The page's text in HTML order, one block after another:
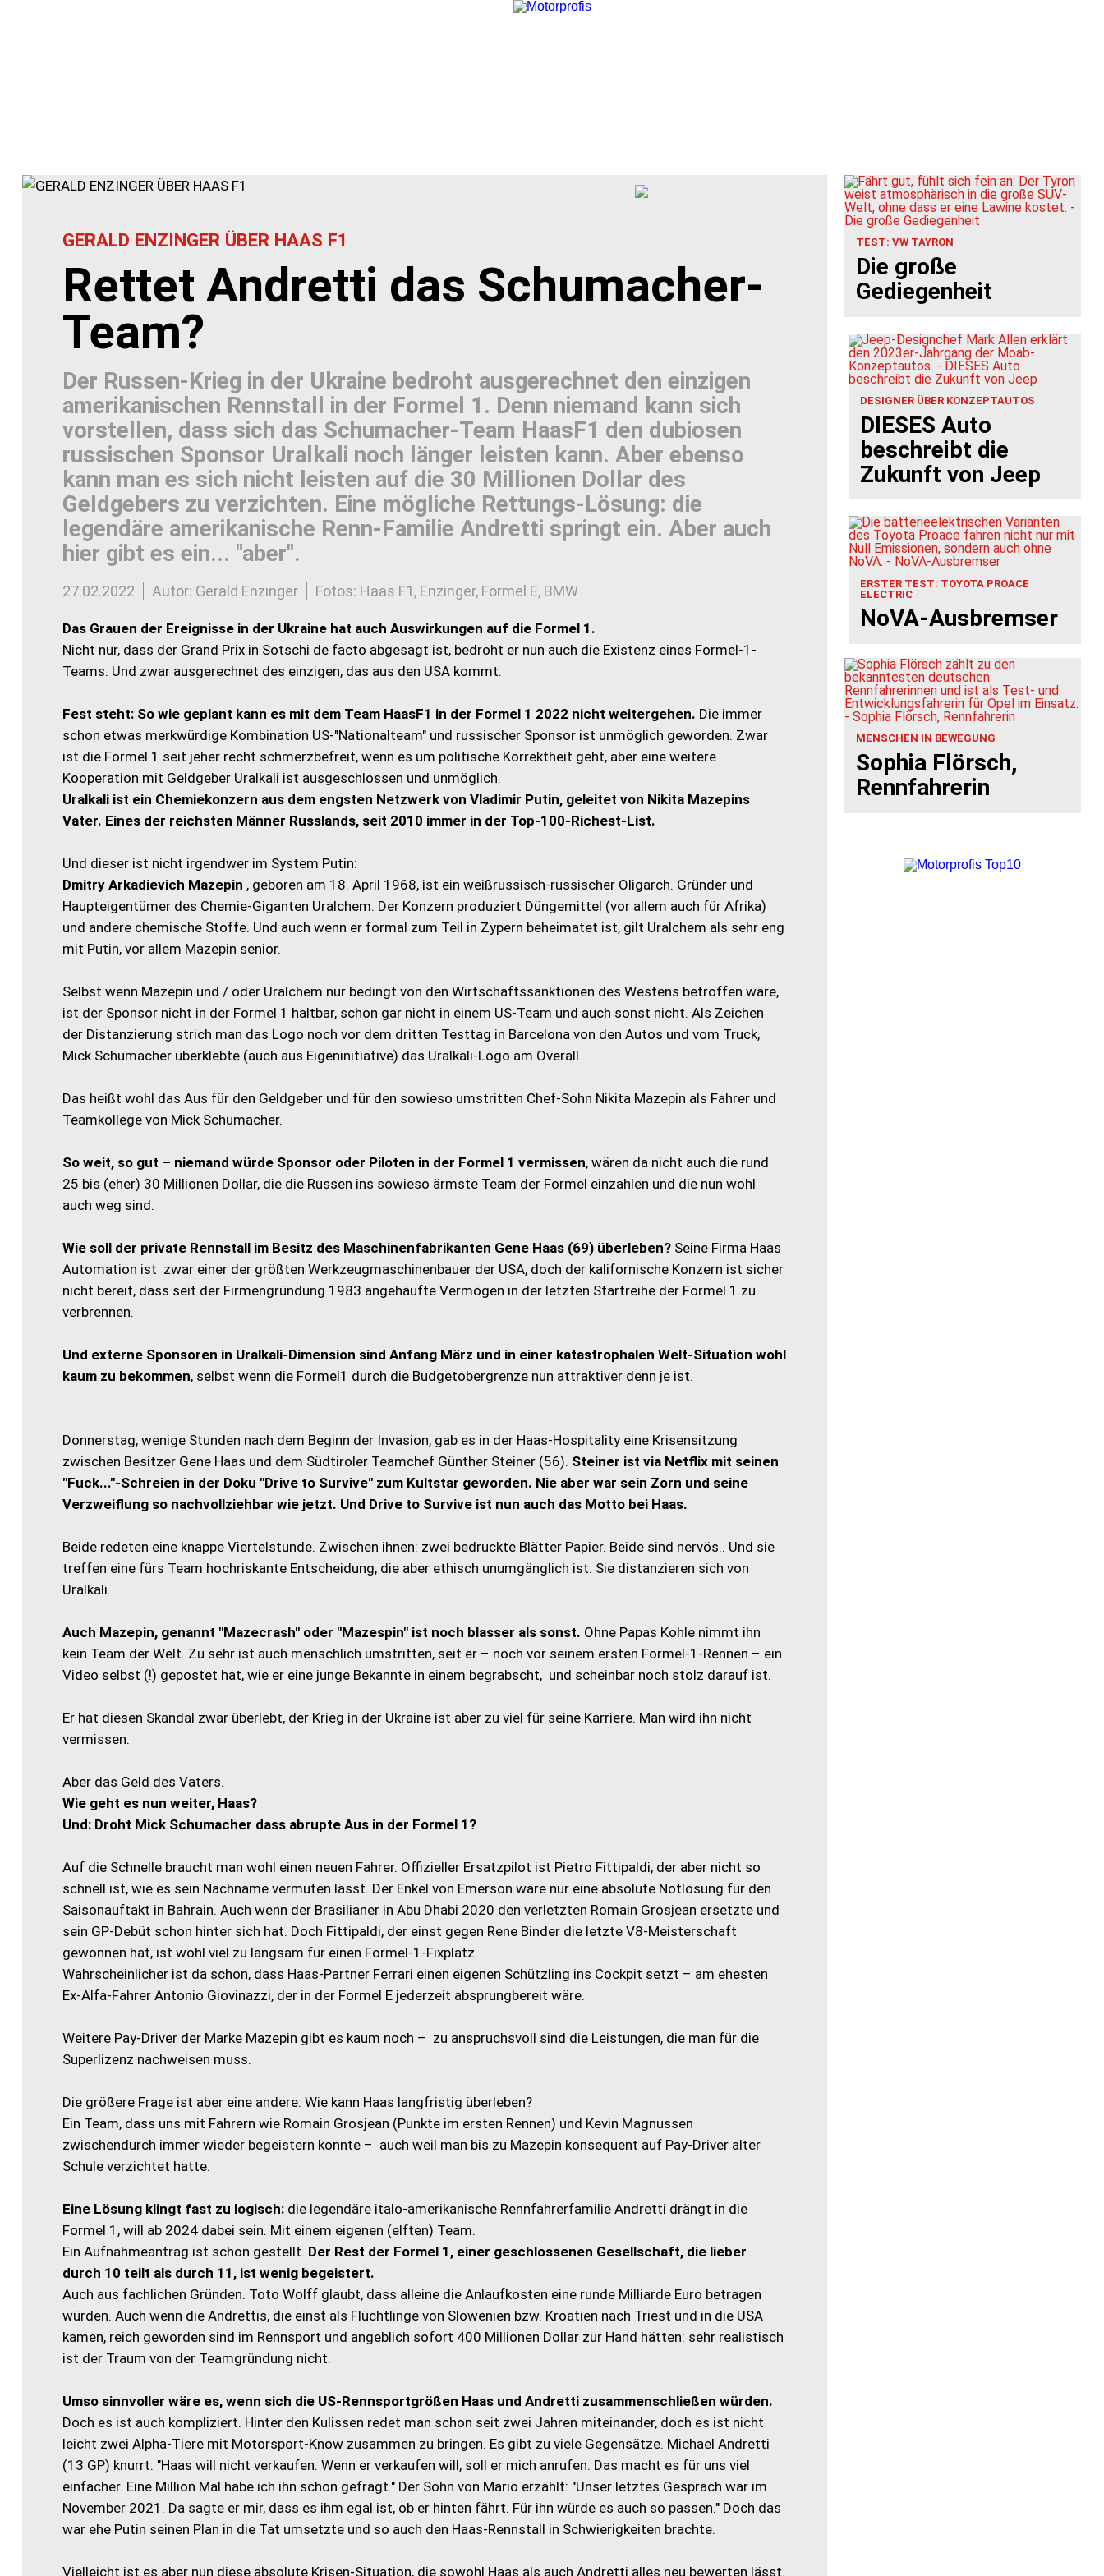
GERALD ENZINGER ÜBER HAAS F1
Rettet Andretti das Schumacher-
Team?
Der Russen-Krieg in der Ukraine bedroht ausgerechnet den einzigen
amerikanischen Rennstall in der Formel 1. Denn niemand kann sich
vorstellen, dass sich das Schumacher-Team HaasF1 den dubiosen
russischen Sponsor Uralkali noch länger leisten kann. Aber ebenso
kann man es sich nicht leisten auf die 30 Millionen Dollar des
Geldgebers zu verzichten. Eine mögliche Rettungs-Lösung: die
legendäre amerikanische Renn-Familie Andretti springt ein. Aber auch
hier gibt es ein... "aber".
27.02.2022 Autor: Gerald Enzinger Fotos: Haas F1, Enzinger, Formel E, BMW
Das Grauen der Ereignisse in der Ukraine hat auch Auswirkungen auf die Formel 1.
Nicht nur, dass der Grand Prix in Sotschi de facto abgesagt ist, bedroht er nun auch die Existenz eines Formel-1-
Teams. Und zwar ausgerechnet des einzigen, das aus den USA kommt.
Fest steht: So wie geplant kann es mit dem Team HaasF1 in der Formel 1 2022 nicht weitergehen. Die immer
schon etwas merkwürdige Kombination US-"Nationalteam" und russischer Sponsor ist unmöglich geworden. Zwar
ist die Formel 1 seit jeher recht schmerzbefreit, wenn es um politische Korrektheit geht, aber eine weitere
Kooperation mit Geldgeber Uralkali ist ausgeschlossen und unmöglich.
Uralkali ist ein Chemiekonzern aus dem engsten Netzwerk von Vladimir Putin, geleitet von Nikita Mazepins
Vater. Eines der reichsten Männer Russlands, seit 2010 immer in der Top-100-Richest-List.
Und dieser ist nicht irgendwer im System Putin:
Dmitry Arkadievich Mazepin , geboren am 18. April 1968, ist ein weißrussisch-russischer Oligarch. Gründer und
Haupteigentümer des Chemie-Giganten Uralchem. Der Konzern produziert Düngemittel (vor allem auch für Afrika)
und andere chemische Stoffe. Und auch wenn er formal zum Teil in Zypern beheimatet ist, gilt Uralchem als sehr eng
mit Putin, vor allem Mazepin senior.
Selbst wenn Mazepin und / oder Uralchem nur bedingt von den Wirtschaftssanktionen des Westens betroffen wäre,
ist der Sponsor nicht in der Formel 1 haltbar, schon gar nicht in einem US-Team und auch sonst nicht. Als Zeichen
der Distanzierung strich man das Logo noch vor dem dritten Testtag in Barcelona von den Autos und vom Truck,
Mick Schumacher überklebte (auch aus Eigeninitiative) das Uralkali-Logo am Overall.
Das heißt wohl das Aus für den Geldgeber und für den sowieso umstritten Chef-Sohn Nikita Mazepin als Fahrer und
Teamkollege von Mick Schumacher.
So weit, so gut – niemand würde Sponsor oder Piloten in der Formel 1 vermissen, wären da nicht auch die rund
25 bis (eher) 30 Millionen Dollar, die die Russen ins sowieso ärmste Team der Formel einzahlen und die nun wohl
auch weg sind.
Wie soll der private Rennstall im Besitz des Maschinenfabrikanten Gene Haas (69) überleben?Seine Firma Haas
Automation ist zwar einer der größten Werkzeugmaschinenbauer der USA, doch der kalifornische Konzern ist sicher
nicht bereit, dass seit der Firmengründung 1983 angehäufte Vermögen in der letzten Startreihe der Formel 1 zu
verbrennen.
Und externe Sponsoren in Uralkali-Dimension sind Anfang März und in einer katastrophalen Welt-Situation wohl
kaum zu bekommen, selbst wenn die Formel1 durch die Budgetobergrenze nun attraktiver denn je ist.
Donnerstag, wenige Stunden nach dem Beginn der Invasion, gab es in der Haas-Hospitality eine Krisensitzung
zwischen Besitzer Gene Haas und dem Südtiroler Teamchef Günther Steiner (56). Steiner ist via Netflix mit seinen
"Fuck..."-Schreien in der Doku "Drive to Survive" zum Kultstar geworden. Nie aber war sein Zorn und seine
Verzweiflung so nachvollziehbar wie jetzt. Und Drive to Survive ist nun auch das Motto bei Haas.
Beide redeten eine knappe Viertelstunde. Zwischen ihnen: zwei bedruckte Blätter Papier. Beide sind nervös.. Und sie
treffen eine fürs Team hochriskante Entscheidung, die aber ethisch unumgänglich ist. Sie distanzieren sich von
Uralkali.
Auch Mazepin, genannt "Mazecrash" oder "Mazespin" ist noch blasser als sonst. Ohne Papas Kohle nimmt ihn
kein Team der Welt. Zu sehr ist auch menschlich umstritten, seit er – noch vor seinem ersten Formel-1-Rennen – ein
Video selbst (!) gepostet hat, wie er eine junge Bekannte in einem begrabscht, und scheinbar noch stolz darauf ist.
Er hat diesen Skandal zwar überlebt, der Krieg in der Ukraine ist aber zu viel für seine Karriere. Man wird ihn nicht
vermissen.
Aber das Geld des Vaters.
Wie geht es nun weiter, Haas?
Und: Droht Mick Schumacher dass abrupte Aus in der Formel 1?
Auf die Schnelle braucht man wohl einen neuen Fahrer. Offizieller Ersatzpilot ist Pietro Fittipaldi, der aber nicht so
schnell ist, wie es sein Nachname vermuten lässt. Der Enkel von Emerson wäre nur eine absolute Notlösung für den
Saisonauftakt in Bahrain. Auch wenn der Brasilianer in Abu Dhabi 2020 den verletzten Romain Grosjean ersetzte und
sein GP-Debüt schon hinter sich hat. Doch Fittipaldi, der einst gegen Rene Binder die letzte V8-Meisterschaft
gewonnen hat, ist wohl viel zu langsam für einen Formel-1-Fixplatz.
Wahrscheinlicher ist da schon, dass Haas-Partner Ferrari einen eigenen Schützling ins Cockpit setzt – am ehesten
Ex-Alfa-Fahrer Antonio Giovinazzi, der in der Formel E jederzeit absprungbereit wäre.
Weitere Pay-Driver der Marke Mazepin gibt es kaum noch – zu anspruchsvoll sind die Leistungen, die man für die
Superlizenz nachweisen muss.
Die größere Frage ist aber eine andere: Wie kann Haas langfristig überleben?
Ein Team, dass uns mit Fahrern wie Romain Grosjean (Punkte im ersten Rennen) und Kevin Magnussen
zwischendurch immer wieder begeistern konnte – auch weil man bis zu Mazepin konsequent auf Pay-Driver alter
Schule verzichtet hatte.
Eine Lösung klingt fast zu logisch:die legendäre italo-amerikanische Rennfahrerfamilie Andretti drängt in die
Formel 1, will ab 2024 dabei sein. Mit einem eigenen (elften) Team.
Ein Aufnahmeantrag ist schon gestellt. Der Rest der Formel 1, einer geschlossenen Gesellschaft, die lieber
durch 10 teilt als durch 11, ist wenig begeistert.
Auch aus fachlichen Gründen. Toto Wolff glaubt, dass alleine die Anlaufkosten eine runde Milliarde Euro betragen
würden. Auch wenn die Andrettis, die einst als Flüchtlinge von Slowenien bzw. Kroatien nach Triest und in die USA
kamen, reich geworden sind im Rennsport und angeblich sofort 400 Millionen Dollar zur Hand hätten: sehr realistisch
ist der Traum von der Teamgründung nicht.
Umso sinnvoller wäre es, wenn sich die US-Rennsportgrößen Haas und Andretti zusammenschließen würden.
Doch es ist auch kompliziert. Hinter den Kulissen redet man schon seit zwei Jahren miteinander, doch es ist nicht
leicht zwei Alpha-Tiere mit Motorsport-Know zusammen zu bringen. Es gibt zu viele Gegensätze. Michael Andretti
(13 GP) knurrt: "Haas will nicht verkaufen. Wenn er verkaufen will, soll er mich anrufen. Das macht es für uns viel
einfacher. Eine Million Mal habe ich ihn schon gefragt." Der Sohn von Mario erzählt: "Unser letztes Gespräch war im
November 2021. Da sagte er mir, dass es ihm egal ist, ob er hinten fährt. Für ihn würde es auch so passen." Doch das
war ehe Putin seinen Plan in die Tat umsetzte und so auch den Haas-Rennstall in Schwierigkeiten brachte.
Vielleicht ist es aber nun diese absolute Krisen-Situation, die sowohl Haas als auch Andretti alles neu bewerten lässt.
TEST: VW TAYRON
Die große
Gediegenheit
DESIGNER ÜBER KONZEPTAUTOS
DIESES Auto
beschreibt die
Zukunft von Jeep
ERSTER TEST: TOYOTA PROACE
ELECTRIC
NoVA-Ausbremser
MENSCHEN IN BEWEGUNG
Sophia Flörsch,
Rennfahrerin